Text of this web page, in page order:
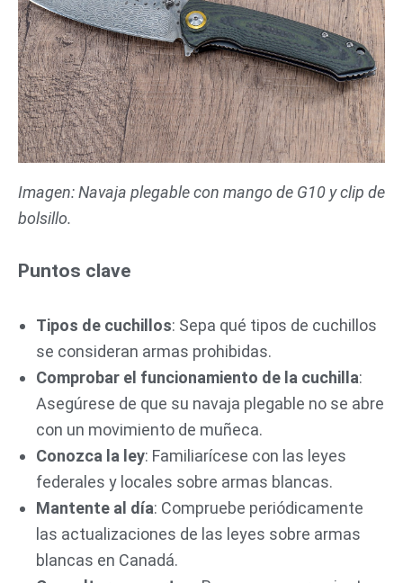
Imagen: Navaja plegable con mango de G10 y clip de
bolsillo.
Puntos clave
Tipos de cuchillos: Sepa qué tipos de cuchillos
se consideran armas prohibidas.
Comprobar el funcionamiento de la cuchilla:
Asegúrese de que su navaja plegable no se abre
con un movimiento de muñeca.
Conozca la ley: Familiarícese con las leyes
federales y locales sobre armas blancas.
Mantente al día: Compruebe periódicamente
las actualizaciones de las leyes sobre armas
blancas en Canadá.